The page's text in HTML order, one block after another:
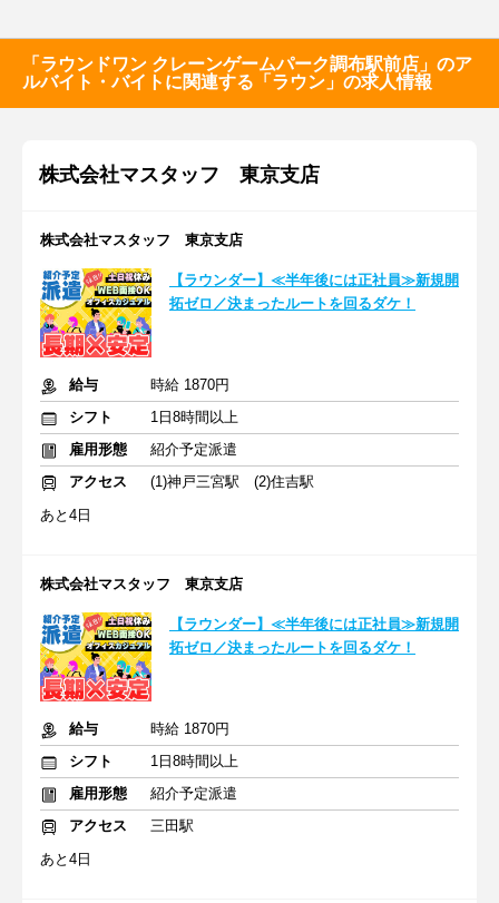
「ラウンドワン クレーンゲームパーク調布駅前店」のア
ルバイト・バイトに関連する「ラウン」の求人情報
株式会社マスタッフ 東京支店
株式会社マスタッフ 東京支店
【ラウンダー】≪半年後には正社員≫新規開
拓ゼロ／決まったルートを回るダケ！
給与
時給 1870円
シフト
1日8時間以上
雇用形態
紹介予定派遣
アクセス
(1)神戸三宮駅 (2)住吉駅
あと4日
株式会社マスタッフ 東京支店
【ラウンダー】≪半年後には正社員≫新規開
拓ゼロ／決まったルートを回るダケ！
給与
時給 1870円
シフト
1日8時間以上
雇用形態
紹介予定派遣
アクセス
三田駅
あと4日